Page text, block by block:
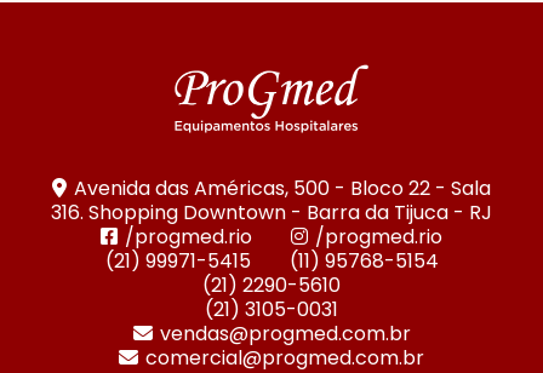
Avenida das Américas, 500 - Bloco 22 - Sala
316. Shopping Downtown - Barra da Tijuca - RJ
/progmed.rio
/progmed.rio
(21) 99971-5415
(11) 95768-5154
(21) 2290-5610
(21) 3105-0031
vendas@progmed.com.br
comercial@progmed.com.br